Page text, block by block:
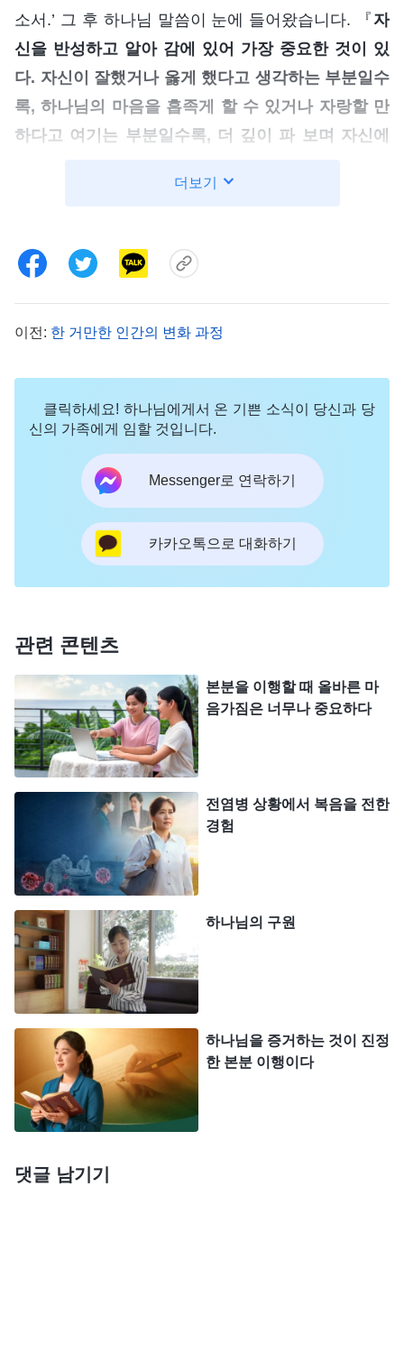
소서.’ 그 후 하나님 말씀이 눈에 들어왔습니다. 『 자
신을 반성하고 알아 감에 있어 가장 중요한 것이 있
다. 자신이 잘했거나 옳게 했다고 생각하는 부분일수
록, 하나님의 마음을 흡족게 할 수 있거나 자랑할 만
하다고 여기는 부분일수록, 더 깊이 파 보며 자신에
는지, 하나님의 마음을 흡족게 할 수 없는 것이 무엇
님을 믿고 있는 모든 이에게 한 가지 경고를 준다. 스
스로가 아주 잘하고 있다고 여겨질 때, 혹은 자신이
어떤 방면에 매우 은사가 있다고 느껴질 때일수록,
혹은 스스로가 변화할 필요도, 책망받을 필요도 없다
신이 괜찮다고 생각하는 부분이 있으면, 분명 그 부
분은 더 파고들거나 신경 쓰지도 않고, 그 안에 하나
님을 대적하는 것이 있는지 없는지를 해부하지도 않
기 때문이다.』(＜그리스도의 좌담 기록ㆍ자신의 잘못된
관점을 알아야 자신을 알 수 있다＞ 중에서)
하나님 말씀
은 마치 맑은 거울처럼 제 마음을 비추었습니다. 하
한 책망이 필요하지 않다고 여기는 부분일수록 더더
욱 인식하고 해부하라고 요구하십니다. 그동안 저는
스스로가 책임감이 있고, 사역에서도 성과를 냈다고
생각했습니다. 그 많은 중요한 일을 잘 처리했다고
생각했습니다. 그래서 제 자신이 진리를 실천하고 있
고, 긍정적으로 진입하고 있으며, 영적 상태도 아주
정상이라고 생각하며 하나님 앞에 나아가 스스로를
반성하지 않았습니다. 오늘 하나님 말씀의 깨우침으
로 인해 비로소 깨달았습니다. 제가 그동안 사역을
잘 완수하긴 했지만, 제 교만한 본성으로 인해 뻔뻔
스럽게 사역에서 성과를 본 것은 모두 제가 수고한
덕분이고, 제가 일을 잘해서라고 생각하면서 완전히
스스로를 대견해하는 상태에 빠져 있었던 것입니다.
지금 생각해 보면 저는 그동안 단순히 사역만 했을
뿐입니다. 성령의 인도 아래 능력이 닿는 범위에서
일을 한 것이지, 사역을 하면서 진리를 구한 것도 아
니고 생명 진입이 있었던 것도 아니었습니다. 그래서
인식이 없었습니다. 하나님의 사역을 체험함으로써
더보기
이전: 한 거만한 인간의 변화 과정
클릭하세요! 하나님에게서 온 기쁜 소식이 당신과 당
신의 가족에게 임할 것입니다.
Messenger로 연락하기
카카오톡으로 대화하기
관련 콘텐츠
본분을 이행할 때 올바른 마
음가짐은 너무나 중요하다
전염병 상황에서 복음을 전한
경험
하나님의 구원
하나님을 증거하는 것이 진정
한 본분 이행이다
댓글 남기기